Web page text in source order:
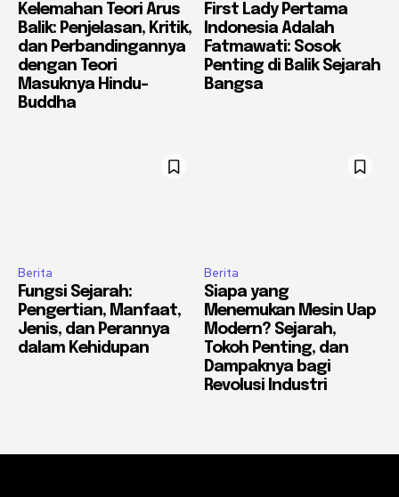
Kelemahan Teori Arus
Balik: Penjelasan, Kritik,
dan Perbandingannya
dengan Teori
Masuknya Hindu-
Buddha
First Lady Pertama
Indonesia Adalah
Fatmawati: Sosok
Penting di Balik Sejarah
Bangsa
Berita
Fungsi Sejarah:
Pengertian, Manfaat,
Jenis, dan Perannya
dalam Kehidupan
Berita
Siapa yang
Menemukan Mesin Uap
Modern? Sejarah,
Tokoh Penting, dan
Dampaknya bagi
Revolusi Industri